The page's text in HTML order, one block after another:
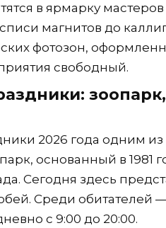
в ярмарку мастеров
магнитов до
фотозон,
свободный.
зоопарк,
2026 года одним
основанный в 1981
Сегодня здесь
Среди обитателей
с 9:00 до 20:00.